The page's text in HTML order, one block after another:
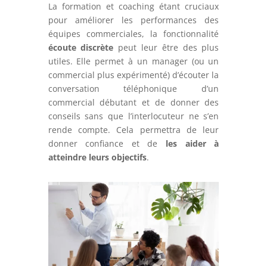
La formation et coaching étant cruciaux
pour améliorer les performances des
équipes commerciales, la fonctionnalité
écoute discrète peut leur être des plus
utiles. Elle permet à un manager (ou un
commercial plus expérimenté) d’écouter la
conversation téléphonique d’un
commercial débutant et de donner des
conseils sans que l’interlocuteur ne s’en
rende compte. Cela permettra de leur
donner confiance et de les aider à
atteindre leurs objectifs.